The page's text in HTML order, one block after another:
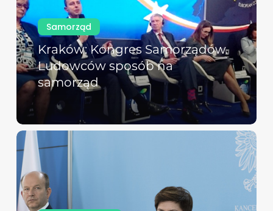
Samorząd
Kraków: Kongres Samorządów.
Ludowców sposób na
samorząd